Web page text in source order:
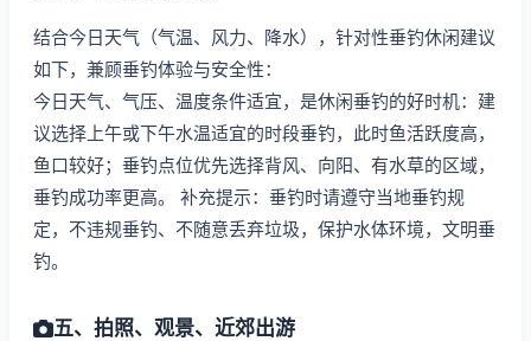
结合今日天气（气温、风力、降水），针对性垂钓休闲建议
如下，兼顾垂钓体验与安全性：
今日天气、气压、温度条件适宜，是休闲垂钓的好时机：建
议选择上午或下午水温适宜的时段垂钓，此时鱼活跃度高，
鱼口较好；垂钓点位优先选择背风、向阳、有水草的区域，
垂钓成功率更高。 补充提示：垂钓时请遵守当地垂钓规
定，不违规垂钓、不随意丢弃垃圾，保护水体环境，文明垂
钓。
五、拍照、观景、近郊出游